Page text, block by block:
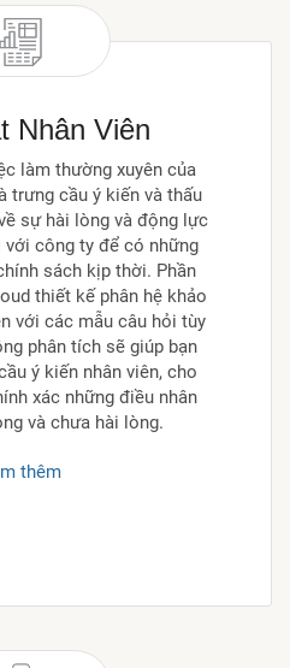
Nhân Viên
làm thường xuyên của
trưng cầu ý kiến và thấu
sự hài lòng và động lực
công ty để có những
sách kịp thời. Phần
thiết kế phân hệ khảo
với các mẫu câu hỏi tùy
phân tích sẽ giúp bạn
ý kiến nhân viên, cho
xác những điều nhân
và chưa hài lòng.
thêm